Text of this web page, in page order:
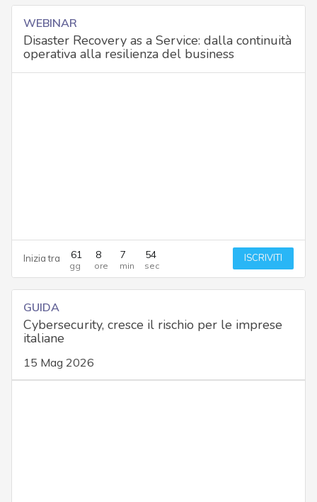
WEBINAR
Disaster Recovery as a Service: dalla continuità
operativa alla resilienza del business
Inizia tra 61 8 7 53 ISCRIVITI
GUIDA
Cybersecurity, cresce il rischio per le imprese
italiane
15 Mag 2026